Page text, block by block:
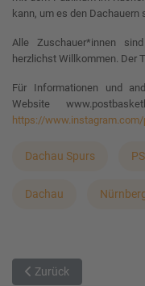
kann, um es den
Alle Zuschauer*innen
herzlichst Willkommen. Der
Für Informationen und
Website
https://
Dachau Spurs
Dachau
Vorheriger Beitrag:
Zurück